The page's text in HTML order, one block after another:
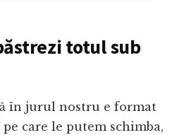
totul sub
în jurul nostru e format
care le putem schimba,